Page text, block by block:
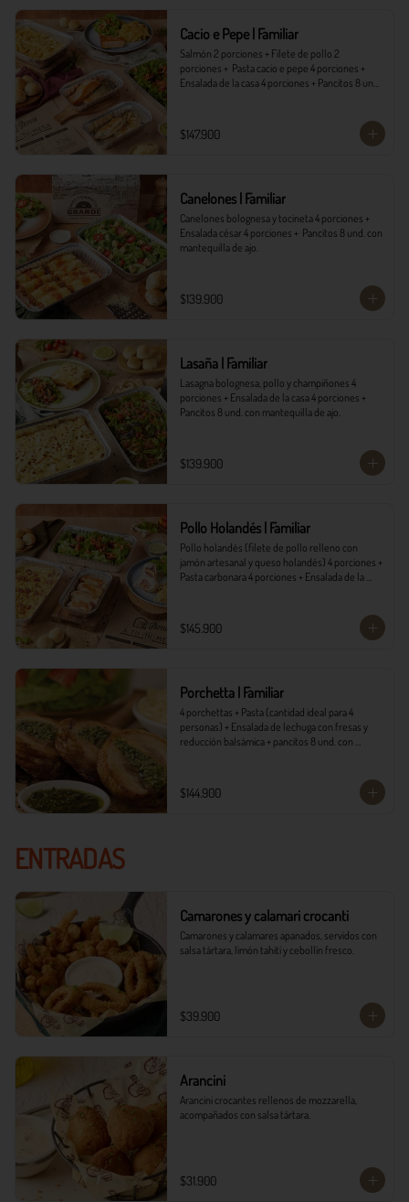
Cacio e Pepe | Familiar
Salmón 2 porciones + Filete de pollo 2
porciones +  Pasta cacio e pepe 4 porciones +
Ensalada de la casa 4 porciones + Pancitos 8 und.
$147.900
Canelones | Familiar
Canelones bolognesa y tocineta 4 porciones +
Ensalada césar 4 porciones +  Pancitos 8 und. con
mantequilla de ajo.
$139.900
Lasaña | Familiar
Lasagna bolognesa, pollo y champiñones 4
porciones + Ensalada de la casa 4 porciones +
Pancitos 8 und. con mantequilla de ajo.
$139.900
Pollo Holandés | Familiar
Pollo holandés (filete de pollo relleno con
jamón artesanal y queso holandés) 4 porciones +
Pasta carbonara 4 porciones + Ensalada de la
$145.900
Porchetta | Familiar
4 porchettas + Pasta (cantidad ideal para 4
personas) + Ensalada de lechuga con fresas y
reducción balsámica + pancitos 8 und. con
$144.900
ENTRADAS
Camarones y calamari crocanti
Camarones y calamares apanados, servidos con
salsa tártara, limón tahití y cebollín fresco.
$39.900
Arancini
Arancini crocantes rellenos de mozzarella,
acompañados con salsa tártara.
$31.900